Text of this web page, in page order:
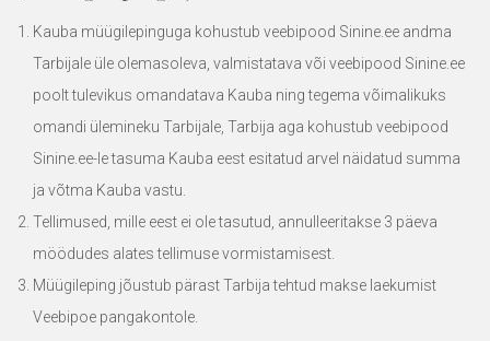
Kauba müügilepinguga kohustub veebipood Sinine.ee andma
Tarbijale üle olemasoleva, valmistatava või veebipood Sinine.ee
poolt tulevikus omandatava Kauba ning tegema võimalikuks
omandi ülemineku Tarbijale, Tarbija aga kohustub veebipood
Sinine.ee-le tasuma Kauba eest esitatud arvel näidatud summa
ja võtma Kauba vastu.
Tellimused, mille eest ei ole tasutud, annulleeritakse 3 päeva
möödudes alates tellimuse vormistamisest.
Müügileping jõustub pärast Tarbija tehtud makse laekumist
Veebipoe pangakontole.